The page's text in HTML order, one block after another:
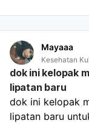
cinnamon,
Kalau bibir
lembap
putih,
umum.
kontak,
Mayaaa
Kesehatan
dok ini kelopak
lipatan baru
dok ini kelopak
lipatan baru